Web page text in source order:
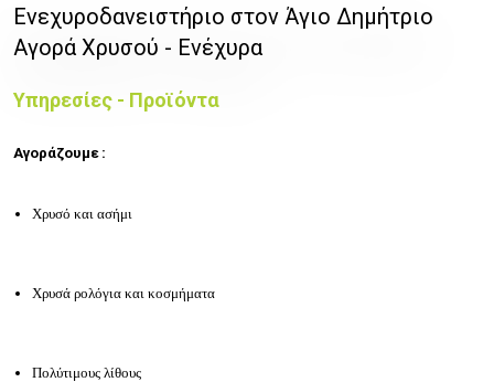
Ενεχυροδανειστήριο στον Άγιο Δημήτριο
Αγορά Χρυσού - Ενέχυρα
Υπηρεσίες - Προϊόντα
Αγοράζουμε :
Χρυσό και ασήμι
Χρυσά ρολόγια και κοσμήματα
Πολύτιμους λίθους